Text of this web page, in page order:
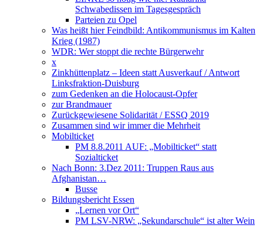
Schwabedissen im Tagesgespräch
Parteien zu Opel
Was heißt hier Feindbild: Antikommunismus im Kalten
Krieg (1987)
WDR: Wer stoppt die rechte Bürgerwehr
x
Zinkhüttenplatz – Ideen statt Ausverkauf / Antwort
Linksfraktion-Duisburg
zum Gedenken an die Holocaust-Opfer
zur Brandmauer
Zurückgewiesene Solidarität / ESSQ 2019
Zusammen sind wir immer die Mehrheit
Mobilticket
PM 8.8.2011 AUF: „Mobilticket“ statt
Sozialticket
Nach Bonn: 3.Dez 2011: Truppen Raus aus
Afghanistan…
Busse
Bildungsbericht Essen
„Lernen vor Ort“
PM LSV-NRW: „Sekundarschule“ ist alter Wein